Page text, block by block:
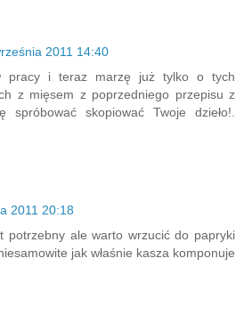
2011 14:40
pracy i teraz marzę już tylko o tych
z mięsem z poprzedniego przepisu z
spróbować skopiować Twoje dzieło!.
2011 20:18
potrzebny ale warto wrzucić do papryki
jak właśnie kasza komponuje